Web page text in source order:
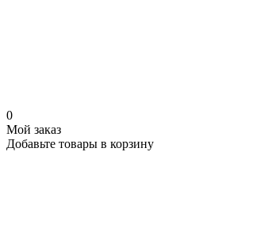
0
Мой заказ
Добавьте товары в корзину